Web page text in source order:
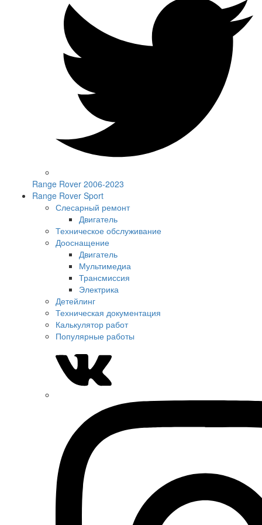
Range Rover 2006-2023
Range Rover Sport
Слесарный ремонт
Двигатель
Техническое обслуживание
Дооснащение
Двигатель
Мультимедиа
Трансмиссия
Электрика
Детейлинг
Техническая документация
Калькулятор работ
Популярные работы